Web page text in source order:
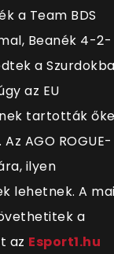
a Team BDS
Beanék 4-2-
a
az EU
tartották
AGO ROGUE-
ilyen
lehetnek. A
a
az Esport1.hu